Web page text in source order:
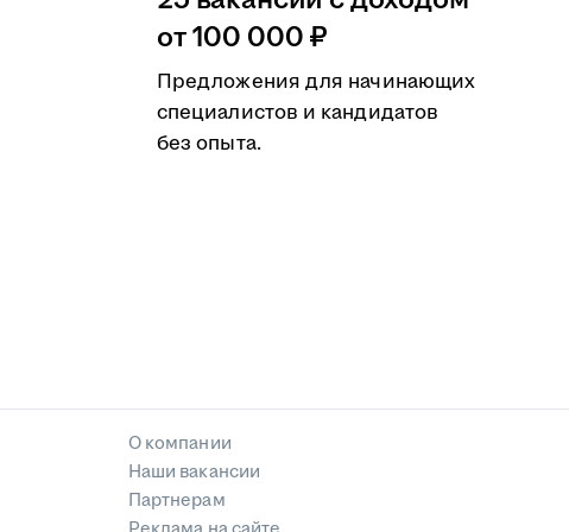
от 100 000 ₽
Предложения для начинающих
специалистов и кандидатов
без опыта.
О компании
Наши вакансии
Партнерам